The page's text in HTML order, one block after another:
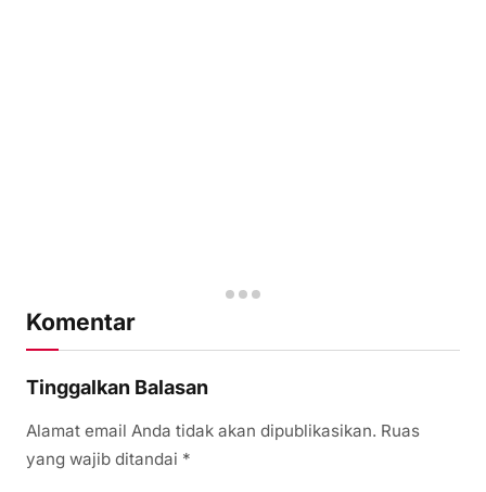
Komentar
Tinggalkan Balasan
Alamat email Anda tidak akan dipublikasikan. Ruas
yang wajib ditandai *